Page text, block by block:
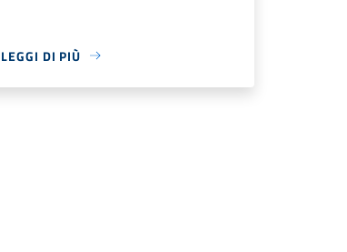
LEGGI DI PIÙ